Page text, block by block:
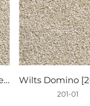
Wilts Domino [26] Teppichboden 201-01 400cm
201-01